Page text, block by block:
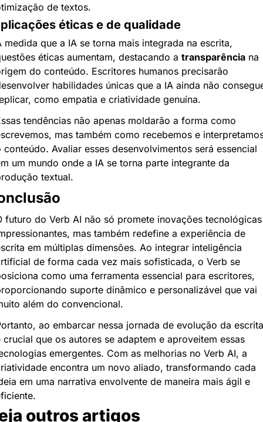
de textos.
éticas e de qualidade
medida que a IA se torna mais integrada na escrita,
éticas aumentam, destacando a transparência na
do conteúdo. Escritores humanos precisarão
habilidades únicas que a IA ainda não
como empatia e criatividade genuína.
tendências não apenas moldarão a forma como
mas também como recebemos e
conteúdo. Avaliar esses desenvolvimentos será essencial
um mundo onde a IA se torna parte integrante da
textual.
futuro do Verb AI não só promete inovações tecnológicas
mas também redefine a experiência de
em múltiplas dimensões. Ao integrar inteligência
de forma cada vez mais sofisticada, o Verb se
como uma ferramenta essencial para escritores,
suporte dinâmico e personalizável que vai
além do convencional.
ao embarcar nessa jornada de evolução da
crucial que os autores se adaptem e aproveitem essas
emergentes. Com as melhorias no Verb AI, a
encontra um novo aliado, transformando cada
em uma narrativa envolvente de maneira mais ágil e
outros artigos